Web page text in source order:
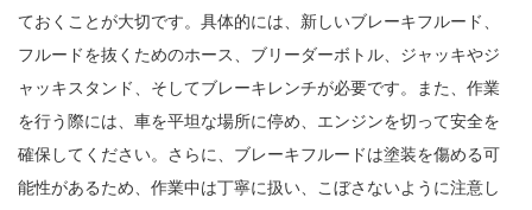
ておくことが大切です。具体的には、新しいブレーキフルード、
フルードを抜くためのホース、ブリーダーボトル、ジャッキやジ
ャッキスタンド、そしてブレーキレンチが必要です。また、作業
を行う際には、車を平坦な場所に停め、エンジンを切って安全を
確保してください。さらに、ブレーキフルードは塗装を傷める可
能性があるため、作業中は丁寧に扱い、こぼさないように注意し